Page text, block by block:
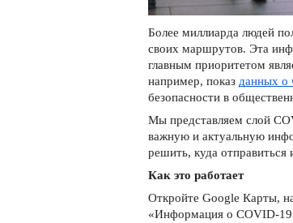
Более миллиарда людей
своих маршрутов. Эта
главным приоритетом
например, показ данных о
безопасности в
Мы представляем слой
важную и актуальную
решить, куда отправиться
Как это работает
Откройте Google Карты,
«Информация о COVID-